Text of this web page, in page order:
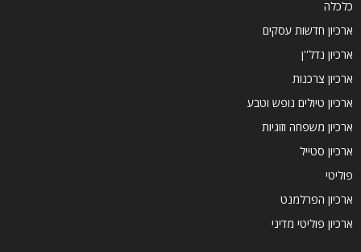
כלכלה
ארכיון חדשות עסקים
ארכיון נדל''ן
ארכיון צרכנות
ארכיון טיולים נופש וטבע
ארכיון משפחה וזוגיות
ארכיון סטייל
פוליטי
ארכיון הפרלמנט
ארכיון פוליטי מדיני